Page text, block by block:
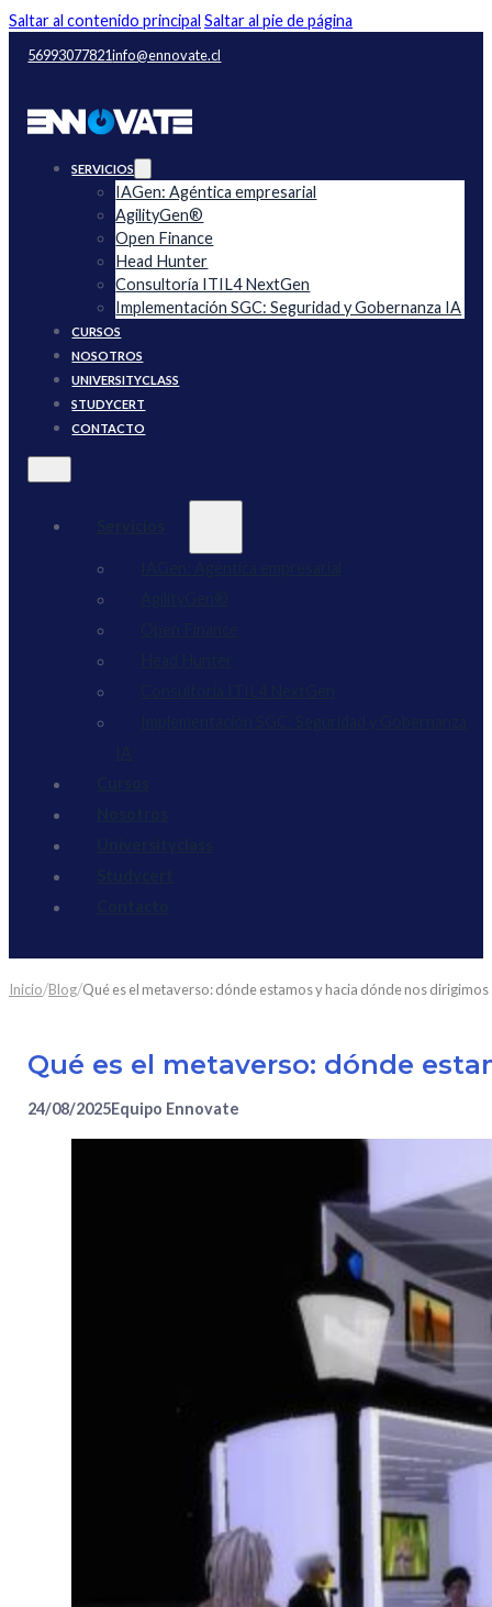
Saltar al contenido principal Saltar al pie de página
56993077821info@ennovate.cl
SERVICIOS
IAGen: Agéntica empresarial
AgilityGen®
Open Finance
Head Hunter
Consultoría ITIL4 NextGen
Implementación SGC: Seguridad y Gobernanza IA
CURSOS
NOSOTROS
UNIVERSITYCLASS
STUDYCERT
CONTACTO
Inicio/Blog/Qué es el metaverso: dónde estamos y hacia dónde nos dirigimos
Qué es el metaverso: dónde
24/08/2025Equipo Ennovate